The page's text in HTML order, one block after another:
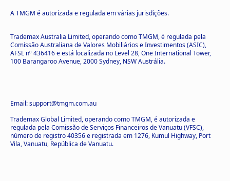
A TMGM é autorizada e regulada em várias jurisdições.
Trademax Australia Limited, operando como TMGM, é regulada pela
Comissão Australiana de Valores Mobiliários e Investimentos (ASIC),
AFSL nº 436416 e está localizada no Level 28, One International Tower,
100 Barangaroo Avenue, 2000 Sydney, NSW Austrália.
Email: support@tmgm.com.au
Trademax Global Limited, operando como TMGM, é autorizada e
regulada pela Comissão de Serviços Financeiros de Vanuatu (VFSC),
número de registro 40356 e registrada em 1276, Kumul Highway, Port
Vila, Vanuatu, República de Vanuatu.